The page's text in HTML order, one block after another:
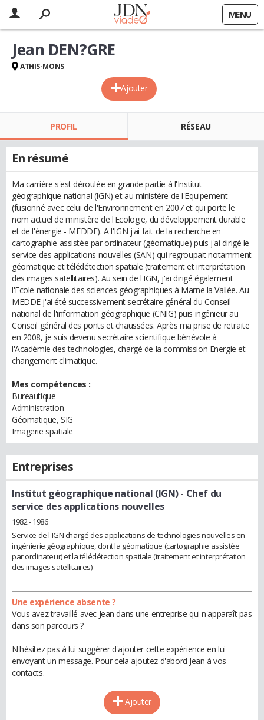
MENU
Ajouter
Jean DEN?GRE
ATHIS-MONS
PROFIL RÉSEAU
En résumé
Ma carrière s'est déroulée en grande partie à l'Institut
géographique national (IGN) et au ministère de l'Equipement
(fusionné avec celui de l'Environnement en 2007 et qui porte le
nom actuel de ministère de l'Ecologie, du développement durable
et de l'énergie - MEDDE). A l'IGN j'ai fait de la recherche en
cartographie assistée par ordinateur (géomatique) puis j'ai dirigé le
service des applications nouvelles (SAN) qui regroupait notamment
géomatique et télédétection spatiale (traitement et interprétation
des images satellitaires). Au sein de l'IGN, j'ai dirigé également
l'Ecole nationale des sciences géographiques à Marne la Vallée. Au
MEDDE j'ai été successivement secrétaire général du Conseil
national de l'information géographique (CNIG) puis ingénieur au
Conseil général des ponts et chaussées. Après ma prise de retraite
en 2008, je suis devenu secrétaire scientifique bénévole à
l'Académie des technologies, chargé de la commission Energie et
changement climatique.
Mes compétences :
Bureautique
Administration
Géomatique, SIG
Imagerie spatiale
Entreprises
Institut géographique national (IGN)- Chef du
service des applications nouvelles
1982 - 1986
Service de l'IGN chargé des applications de technologies nouvelles en
ingénierie géographique, dont la géomatique (cartographie assistée
par ordinateur) et la télédétection spatiale (traitement et interprétation
des images satellitaires)
Une expérience absente ?
Vous avez travaillé avec Jean dans une entreprise qui n'apparaît pas
dans son parcours ?
N'hésitez pas à lui suggérer d'ajouter cette expérience en lui
envoyant un message. Pour cela ajoutez d'abord Jean à vos
contacts.
Ajouter